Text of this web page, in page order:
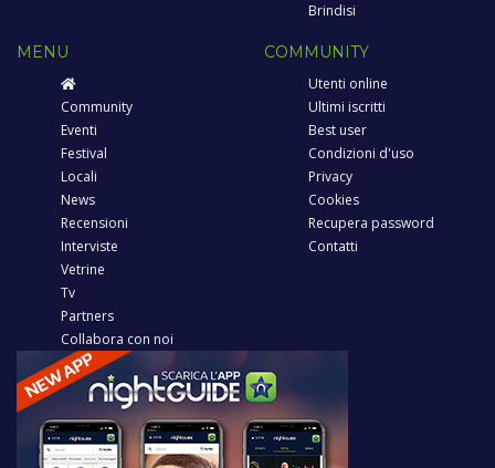
Brindisi
MENU
Community
Eventi
Festival
Locali
News
Recensioni
Interviste
Vetrine
Tv
Partners
Collabora con noi
COMMUNITY
Utenti online
Ultimi iscritti
Best user
Condizioni d'uso
Privacy
Cookies
Recupera password
Contatti